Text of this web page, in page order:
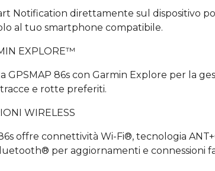
Notification direttamente sul dispositivo
al tuo smartphone compatibile.
EXPLORE™
GPSMAP 86s con Garmin Explore per la
e rotte preferiti.
WIRELESS
offre connettività Wi-Fi®, tecnologia
per aggiornamenti e connessioni